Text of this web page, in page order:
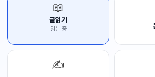
📖
글읽기
읽는 중
✍️